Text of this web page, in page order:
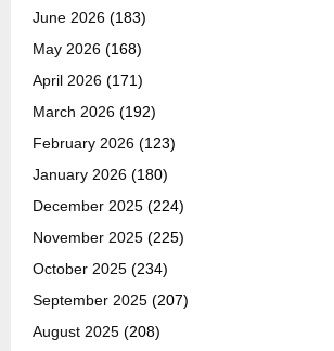
June 2026 (183)
May 2026 (168)
April 2026 (171)
March 2026 (192)
February 2026 (123)
January 2026 (180)
December 2025 (224)
November 2025 (225)
October 2025 (234)
September 2025 (207)
August 2025 (208)